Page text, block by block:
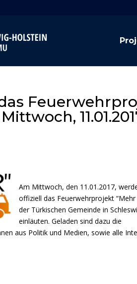
Am Mittwoch, den 11.01.2017,
offiziell das Feuerwehrprojekt “Mehr
der Türkischen Gemeinde in
einläuten. Geladen sind dazu die
aus Politik und Medien, sowie alle